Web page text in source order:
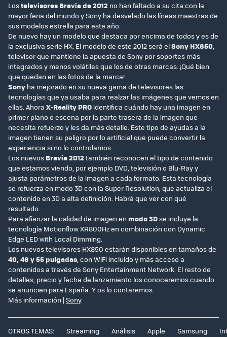
Lostelevisores Bravia de 2012 no han faltado a su cita con la
mayor feria del mundo y Sony ha desvelado las líneas maestras de
sus modelos estrella para este año.
De nuevo hay un modelo que destaca por encima de todos y es de
la exclusiva serie HX. El modelo de este 2012 será elSony HX850,
televisor que mantiene la apuesta de Sony por soportes más
integrados y menos volátiles que los de otras marcas. ¡Qué bien
que quedan en las fotos de la marca!
Sony ha mejorado en su nueva gama de televisores las
tecnologías que ya usaba para realzar las imágenes que vemos en
ellas. Ahora X-Reality PRO identifica cuándo hay una imagen en
primer plano o escena por la parte trasera de la imagen que
necesita refuerzo y les da más detalle. Este tipo de ayudas a la
imagen tienen su peligro por lo artificial que puede convertir la
experiencia si no lo controlamos.
Los nuevos Bravia 2012 también reconocen el tipo de contenido
que estamos viendo, por ejemplo DVD, televisión o Blu-Ray y
ajusta parámetros de la imagen a cada formato. Esta tecnología
se refuerza en modo 3D con la Super Resolution, que actualiza el
contenido en 3D a alta definición. Habrá que ver con qué
resultado.
Para afianzar la calidad de imagen en modo 3Dse incluye la
tecnología Motionflow XR800Hz en combinación con Dynamic
Edge LED with Local Dimming.
Los nuevos televisores HX850 estarán disponibles en tamaños de
40, 46 y 55 pulgadas, con WiFi incluido y más acceso a
contenidos a través de Sony Entertainment Network. El resto de
detalles, precio y fecha de lanzamiento los conoceremos cuando
se anuncien para España. Y os lo contaremos.
Más información |Sony.
OTROS TEMAS: Streaming Análisis Apple Samsung